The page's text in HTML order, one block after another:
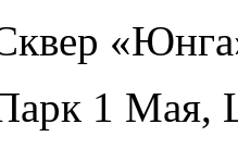
1 Мая,